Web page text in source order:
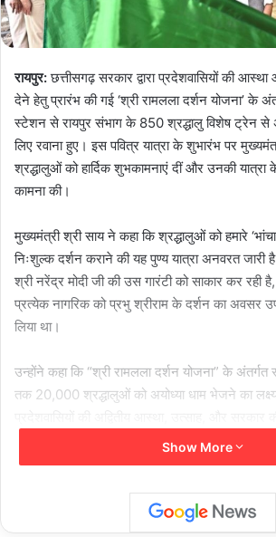
रायपुर:छत्तीसगढ़ सरकार द्वारा प्रदेशवासियों की
देने हेतु प्रारंभ की गई ‘श्री रामलला दर्शन योजना’ के
स्टेशन से रायपुर संभाग के 850 श्रद्धालु विशेष ट्रेन से
लिए रवाना हुए। इस पवित्र यात्रा के शुभारंभ पर
श्रद्धालुओं को हार्दिक शुभकामनाएं दीं और उनकी यात्रा
कामना की।
मुख्यमंत्री श्री साय ने कहा कि श्रद्धालुओं को हमारे
निःशुल्क दर्शन कराने की यह पुण्य यात्रा अनवरत जारी
श्री नरेंद्र मोदी जी की उस गारंटी को साकार कर रही
प्रत्येक नागरिक को प्रभु श्रीराम के दर्शन का अवसर
लिया था।
उन्होंने कहा कि “श्री रामलला दर्शन योजना” के
तक 20,000 श्रद्धालुओं को अयोध्या धाम भेजने का लक्ष्य
संख्या 22,000 से अधिक हो चुकी है। इस यात्रा में
धाम के दर्शन का सौभाग्य भी प्राप्त हो रहा है।
मुख्यमंत्री श्री साय ने कहा कि वित्तीय वर्ष 2025-26
करोड़ का बजट स्वीकृत किया गया है। अब तक बीते डेढ़
Show More